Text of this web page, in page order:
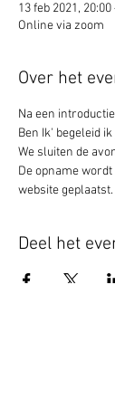
13 feb 2021, 20:00
Online via zoom
Over het
Na een
Ben Ik' begeleid
We sluiten de
De opname
website geplaatst.
Deel het